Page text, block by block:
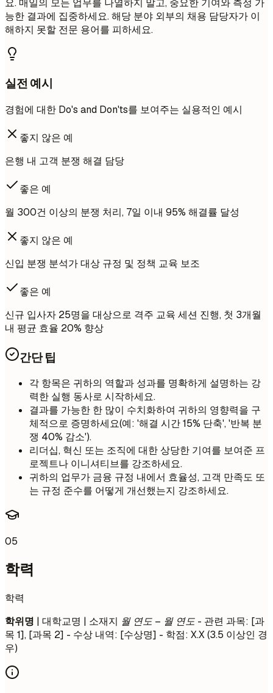
요. 매일의 모든 업무를 나열하지 말고, 중요한 기여와 측정 가
능한 결과에 집중하세요. 해당 분야 외부의 채용 담당자가 이
해하지 못할 전문 용어를 피하세요.
실전 예시
경험에 대한 Do's and Don'ts를 보여주는 실용적인 예시
좋지 않은 예
은행 내 고객 분쟁 해결 담당
좋은 예
월 300건 이상의 분쟁 처리, 7일 이내 95% 해결률 달성
좋지 않은 예
신입 분쟁 분석가 대상 규정 및 정책 교육 보조
좋은 예
신규 입사자 25명을 대상으로 격주 교육 세션 진행, 첫 3개월
내 평균 효율 20% 향상
간단 팁
각 항목은 귀하의 역할과 성과를 명확하게 설명하는 강
력한 실행 동사로 시작하세요.
결과를 가능한 한 많이 수치화하여 귀하의 영향력을 구
체적으로 증명하세요(예: '해결 시간 15% 단축', '반복 분
쟁 40% 감소').
리더십, 혁신 또는 조직에 대한 상당한 기여를 보여준 프
로젝트나 이니셔티브를 강조하세요.
귀하의 업무가 금융 규정 내에서 효율성, 고객 만족도 또
는 규정 준수를 어떻게 개선했는지 강조하세요.
05
학력
학력
학위명 | 대학교명 | 소재지 월 연도 – 월 연도 - 관련 과목: [과
목 1], [과목 2] - 수상 내역: [수상명] - 학점: X.X (3.5 이상인 경
우)